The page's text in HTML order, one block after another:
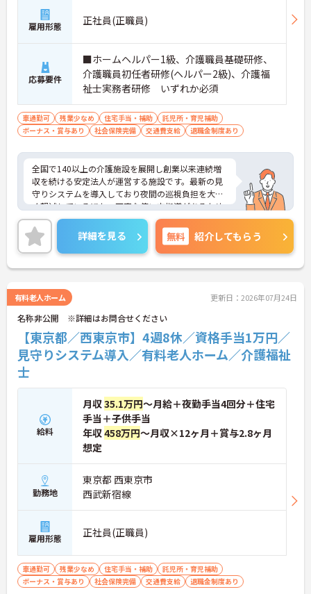
・スタッフ全員で毎朝お客様の体調や業務連絡を丁
寧に共有することで、チーム全体でスムーズに連携
できる仕組みが構築されています。
・困った時もすぐに相談してフォローし合える風通
しの良い職場となっており、平均勤続年数7.2年とい
う高い定着率につながっています。
【医療機関と連携した安心の体制のもと、専門的な
ケアスキルを磨ける環境です】
・24時間体制で介護スタッフが常駐し、医療機関と
も連携しているため、緊急時にも落ち着いて対応で
・資格取得に向けた研修や講習は勤務時間内で受講
できる場合が多く、プライベートの負担を抑えなが
ら着実に専門性を高められます。
【リフレッシュ休暇17日や自由な身だしなみ規定
で、自分らしく無理なく続けられます】
・年間107日の休日に加えて年間17日のリフレッシ
ュ休暇が支給されるため、しっかりと休息を取りな
がらオンオフのメリハリをつけて働けます。
・髪色やネイルなどが原則自由となっており、定年
自身のスタイルを保ちながら末永く活躍できます。
雇用形態 正社員(正職員)
応募要件
■ホームヘルパー1級、介護職員基礎研修、
介護職員初任者研修(ヘルパー2級)、介護福
祉士実務者研修 いずれか必須
車通勤可 残業少なめ 住宅手当・補助
託児所・育児補助
ボーナス・賞与あり
社会保険完備 交通費支給 退職金制度あり
全国で140以上の介護施設を展開し創業以来連続増
収を続ける安定法人が運営する施設です。最新の見
守りシステムを導入しており夜間の巡視負担を大き
く軽減しているほか、丁寧な使い方指導があるため
安心して業務を始められます。月平均残業10時間程
度、住宅手当や子供手当、1食300円の食事補助など
生活を支える福利厚生が大変充実しています。『ハ
タラクエール2023』の認証も取得しており、資格取
得支援や職種別研修制度を通じて着実なキャリアア
分に活かし、ご自身の生活も大切にしながら長期的
に活躍できるおすすめの環境です。
★おすすめPOINT★
【安定した経営基盤とキャリア支援】
・全国140以上の施設を展開し連続増収を続ける安
・昇格実績もあり頑張りがしっかり評価される風通
しの良い環境です
【最新設備による負担軽減と働きやすさ】
・最新の見守りシステム導入により夜勤時の巡視の
手間を大きく軽減しています
丁寧な指導を実施しています
【生活を支える充実の福利厚生】
する手当を完備しています
・1食300円で施設と同じ食事が食べられる食事補助
制度を利用できます ・徒歩や自転車の通勤手当も用
意しています
詳細を見る 無料 紹介してもらう
有料老人ホーム 更新日：2026年07月24日
名称非公開 ※詳細はお問合せください
【東京都／西東京市】4週8休／資格手当1万円／
見守りシステム導入／有料老人ホーム／介護福祉
士
給料
月収35.1万円～月給＋夜勤手当4回分＋住宅
手当＋子供手当
年収458万円～月収×12ヶ月＋賞与2.8ヶ月
想定
勤務地
東京都 西東京市
西武新宿線
雇用形態 正社員(正職員)
車通勤可 残業少なめ 住宅手当・補助
託児所・育児補助
ボーナス・賞与あり
社会保険完備 交通費支給 退職金制度あり